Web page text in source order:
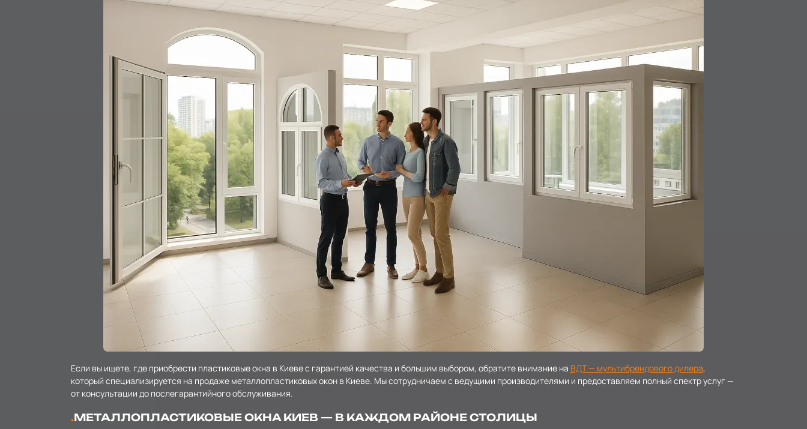
Если вы ищете, где приобрести пластиковые окна в Киеве с гарантией качества и большим выбором, обратите внимание на ВДТ — мультибрендового дилера,
который специализируется на продаже металлопластиковых окон в Киеве. Мы сотрудничаем с ведущими производителями и предоставляем полный спектр услуг —
от консультации до послегарантийного обслуживания.
МЕТАЛЛОПЛАСТИКОВЫЕ ОКНА КИЕВ — В КАЖДОМ РАЙОНЕ СТОЛИЦЫ